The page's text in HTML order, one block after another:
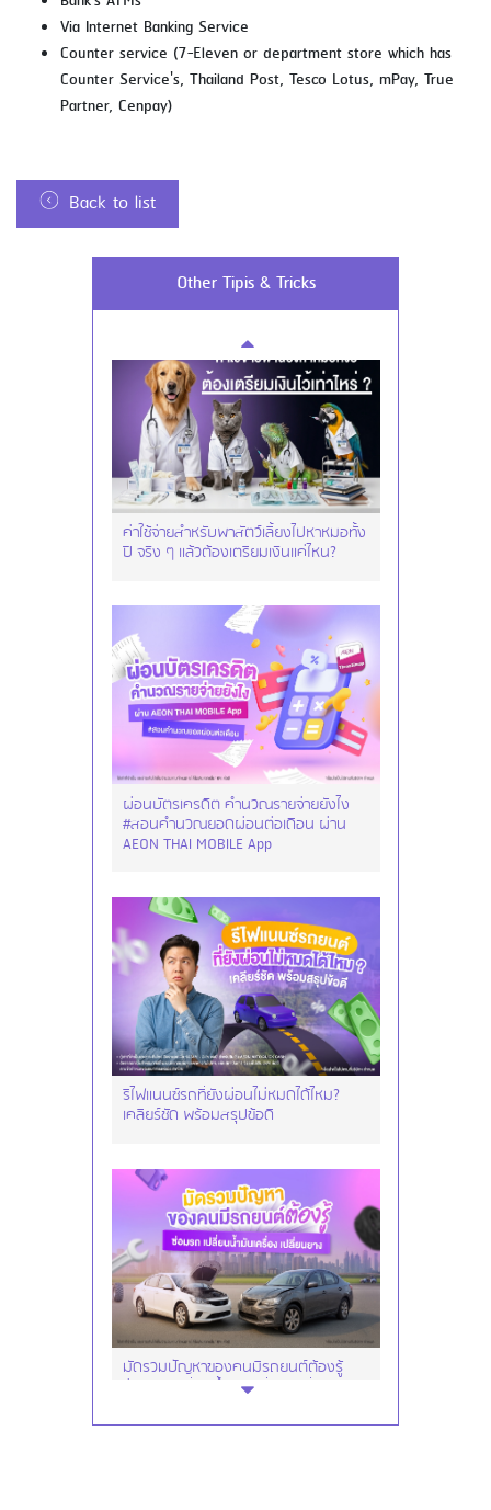
Via Internet Banking Service
Counter service (7-Eleven or department store which has
Counter Service's, Thailand Post, Tesco Lotus, mPay, True
Partner, Cenpay)
Back to list
Other Tipis & Tricks
Cash Withdrawal
Using AEON Cards - Using your Card
ค่าใช้จ่ายสำหรับพาสัตว์เลี้ยงไปหาหมอทั้ง
ปี จริง ๆ แล้วต้องเตรียมเงินแค่ไหน?
ผ่อนบัตรเครดิต คำนวณรายจ่ายยังไง
#สอนคำนวณยอดผ่อนต่อเดือน ผ่าน
AEON THAI MOBILE App
รีไฟแนนซ์รถที่ยังผ่อนไม่หมดได้ไหม?
เคลียร์ชัด พร้อมสรุปข้อดี
มัดรวมปัญหาของคนมีรถยนต์ต้องรู้
ซ่อมรถ เปลี่ยนน้ำมันเครื่อง เปลี่ยนยาง